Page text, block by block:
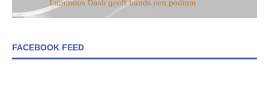
FACEBOOK FEED